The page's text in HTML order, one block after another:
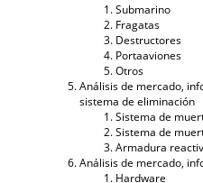
Submarino
Fragatas
Destructores
Portaaviones
Otros
Análisis de mercado,
sistema de eliminación
Sistema de
Sistema de
Armadura
Análisis de mercado,
Hardware